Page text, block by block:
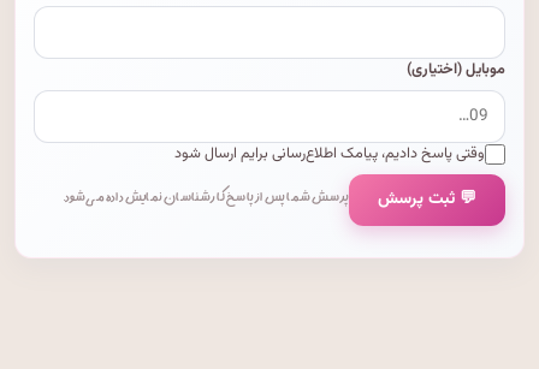
موبایل (اختیاری)
وقتی پاسخ دادیم، پیامک اطلاع‌رسانی برایم ارسال شود
💬 ثبت پرسش پرسش شما پس از پاسخ کارشناسان نمایش داده می‌شود.